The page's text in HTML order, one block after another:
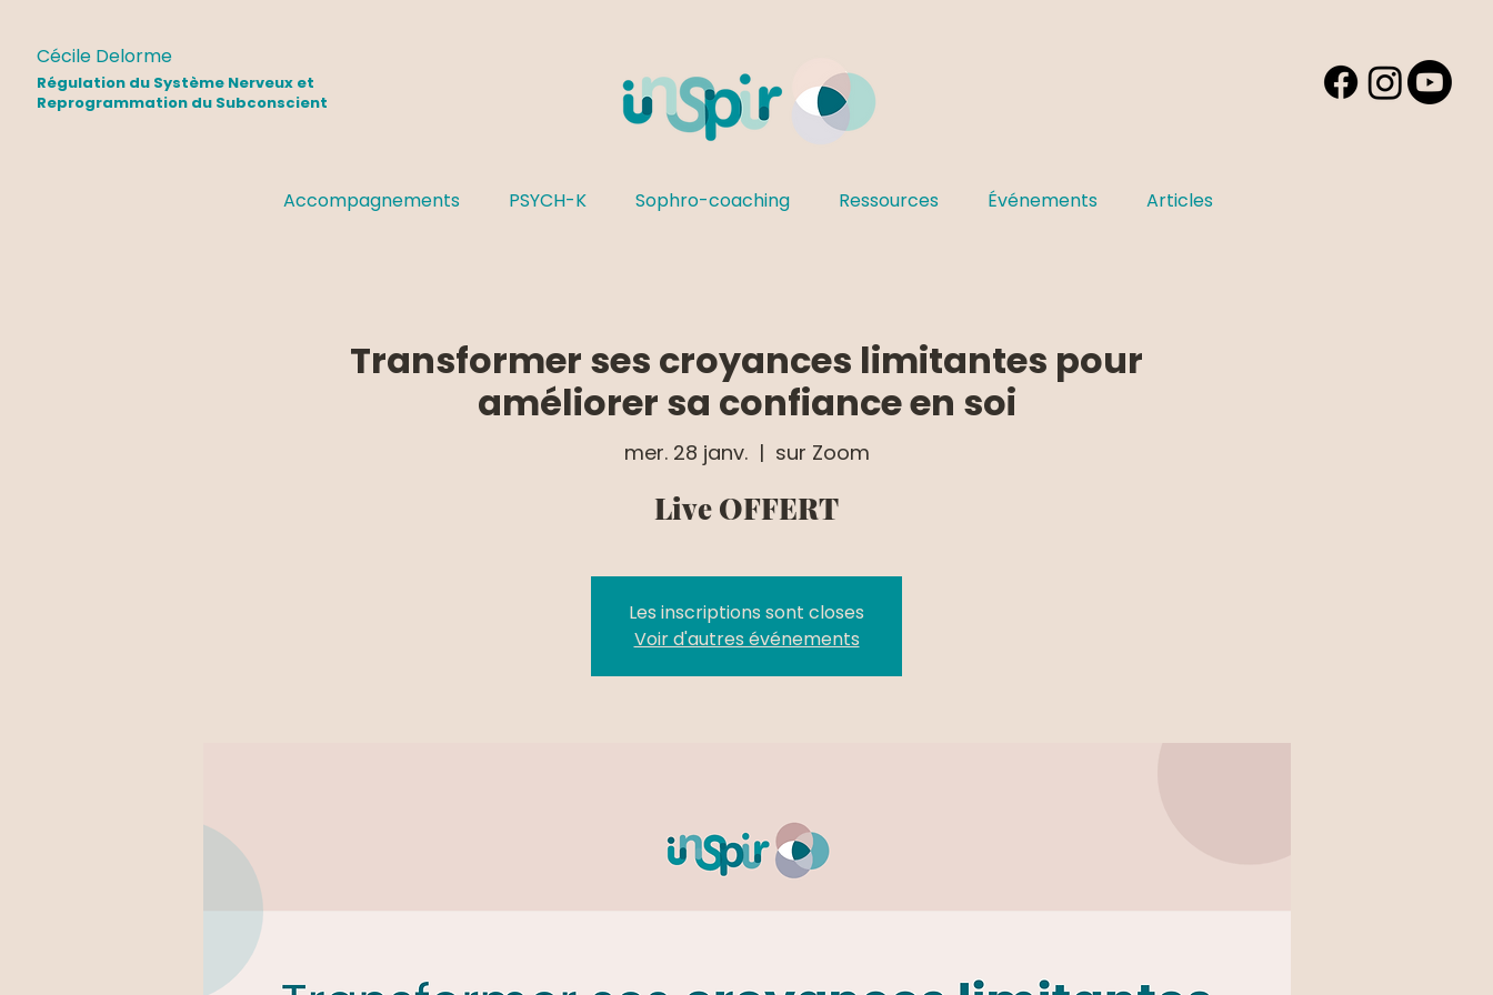
Cécile Delorme
Régulation du Système Nerveux et
Reprogrammation du Subconscient
Accompagnements PSYCH-K Sophro-coaching Ressources Événements Articles
Transformer ses croyances limitantes pour
améliorer sa confiance en soi
mer. 28 janv.
  |
sur Zoom
Live OFFERT
Les inscriptions sont closes
Voir d'autres événements